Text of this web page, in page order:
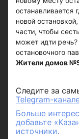
останавливается
новой
части, чтобы
может идти
остановочного
Жители домов
Следите за
Telegram-
Больше
добавьте
источники.